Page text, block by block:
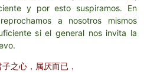
y por esto suspiramos. En
a nosotros mismos
si el general nos invita la
之心，属厌而已，